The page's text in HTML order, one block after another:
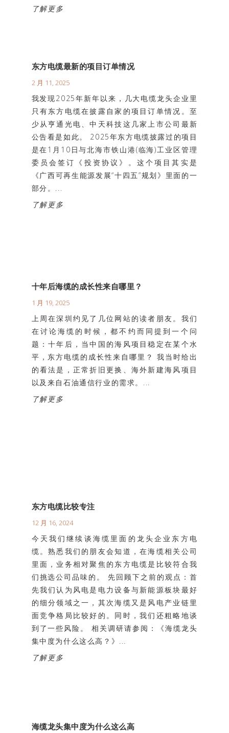
了解更多
东方电缆最新的项目订单情况
2 月 11, 2025
我发现2025年新年以来，几大电缆龙头企业里
只有东方电缆在披露自家的项目订单情况。至
少从亨通光电、中天科技这几家上市公司最新
公告看是如此。 2025年东方电缆披露过的项目
是在1月10日与北海市铁山港(临海)工业区管理
委员会签订《投资协议》。这个项目其实是
《广西可再生能源发展“十四五”规划》里面的一
部分。...
了解更多
十年后海缆的成长性来自哪里？
1 月 19, 2025
上周在深圳约见了几位网站的读者朋友。我们
在讨论海缆的时候，都不约而同提到一个问
题：十年后，当中国的海风项目稳定在某个水
平，东方电缆的成长性来自哪里？ 我当时给出
的看法是，正常折旧更换、海外新建海风项目
以及来自石油通信行业的需求。...
了解更多
东方电缆比较专注
12 月 16, 2024
今天我们继续谈海缆里面的龙头企业东方电
缆。熟悉我们的朋友会知道，在海缆相关公司
里面，业务相对聚焦的东方电缆是比较符合我
们挑选公司品味的。 先回顾下之前的观点：首
先我们认为风电是电力设备与新能源板块最好
的细分领域之一，其次海缆又是风电产业链里
面竞争格局比较好的。同时，我们还粗略地谈
到了一些风险。 相关调研请参阅：《海缆龙头
集中度为什么这么高？》...
了解更多
海缆龙头集中度为什么这么高